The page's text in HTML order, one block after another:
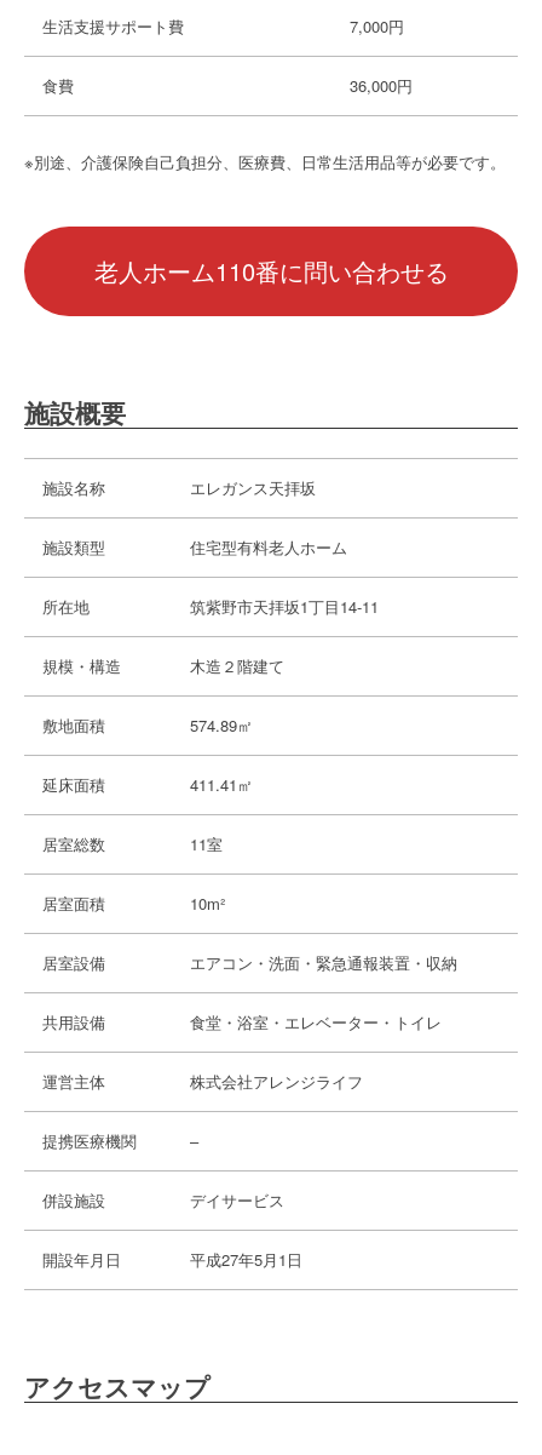
生活支援サポート費 7,000円
食費 36,000円
※別途、介護保険自己負担分、医療費、日常生活用品等が必要です。
老人ホーム110番に問い合わせる
施設概要
施設名称 エレガンス天拝坂
施設類型 住宅型有料老人ホーム
所在地 筑紫野市天拝坂1丁目14-11
規模・構造 木造２階建て
敷地面積 574.89㎡
延床面積 411.41㎡
居室総数 11室
居室面積 10m²
居室設備 エアコン・洗面・緊急通報装置・収納
共用設備 食堂・浴室・エレベーター・トイレ
運営主体 株式会社アレンジライフ
提携医療機関 –
併設施設 デイサービス
開設年月日 平成27年5月1日
アクセスマップ